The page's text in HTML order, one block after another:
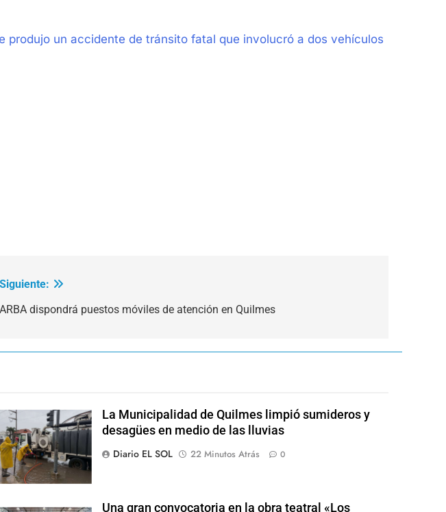
produjo un accidente de tránsito fatal que involucró a dos vehículos
Siguiente:
ARBA dispondrá puestos móviles de atención en Quilmes
La Municipalidad de Quilmes limpió sumideros y
desagües en medio de las lluvias
Diario EL SOL
22 Minutos Atrás 0
Una gran convocatoria en la obra teatral «Los